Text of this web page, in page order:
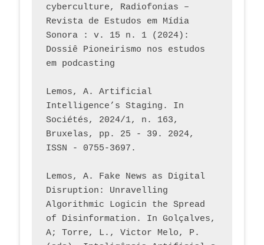
cyberculture, Radiofonias –
Revista de Estudos em Mídia
Sonora : v. 15 n. 1 (2024):
Dossiê Pioneirismo nos estudos
em podcasting
Lemos, A. Artificial
Intelligence’s Staging. In
Sociétés, 2024/1, n. 163,
Bruxelas, pp. 25 - 39. 2024,
ISSN - 0755-3697.
Lemos, A. Fake News as Digital
Disruption: Unravelling
Algorithmic Logicin the Spread
of Disinformation. In Golçalves,
A; Torre, L., Victor Melo, P.